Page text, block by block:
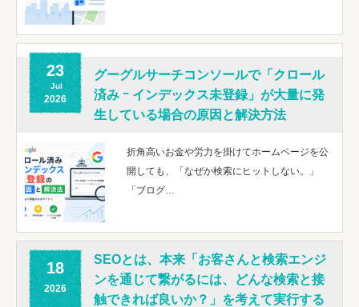
23
Jul
2026
グーグルサーチコンソールで「クロール
済み ｰ インデックス未登録」が大量に発
生している場合の原因と解決方法
折角高いお金や労力を掛けてホームページを公
開しても、「なぜか検索にヒットしない。」
「ブログ…
18
2026
SEOとは、本来「お客さんと検索エンジ
ンを通じて繋がるには、どんな検索と接
触できれば良いか？」を考えて実行する